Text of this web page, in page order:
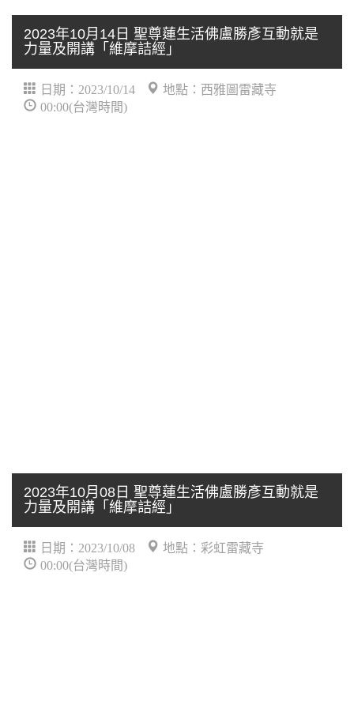
2023年10月14日 聖尊蓮生活佛盧勝彥互動就是
力量及開講「維摩詰經」
日期：2023/10/14
地點：西雅圖雷藏寺
00:00(台灣時間)
2023年10月08日 聖尊蓮生活佛盧勝彥互動就是
力量及開講「維摩詰經」
日期：2023/10/08
地點：彩虹雷藏寺
00:00(台灣時間)